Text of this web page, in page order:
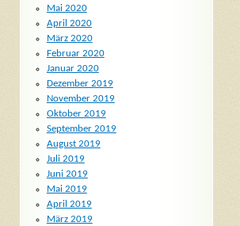
Mai 2020
April 2020
März 2020
Februar 2020
Januar 2020
Dezember 2019
November 2019
Oktober 2019
September 2019
August 2019
Juli 2019
Juni 2019
Mai 2019
April 2019
März 2019